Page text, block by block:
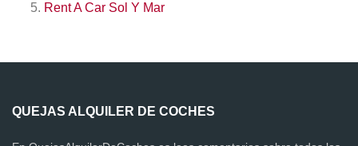
Rent A Car Sol Y Mar
QUEJAS ALQUILER DE COCHES